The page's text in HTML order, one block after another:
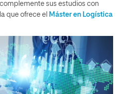
sus estudios con
que ofrece el Máster en Logística